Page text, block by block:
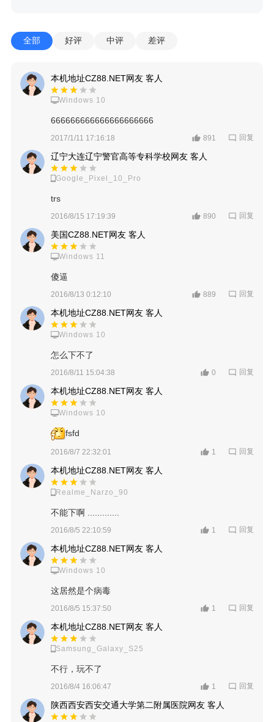
全部 好评 中评 差评
本机地址CZ88.NET网友 客人
Windows 10
666666666666666666666
2017/1/11 17:16:18 891 回复
辽宁大连辽宁警官高等专科学校网友 客人
Google_Pixel_10_Pro
trs
2016/8/15 17:19:39 890 回复
美国CZ88.NET网友 客人
Windows 11
傻逼
2016/8/13 0:12:10 889 回复
本机地址CZ88.NET网友 客人
Windows 10
怎么下不了
2016/8/11 15:04:38 0 回复
本机地址CZ88.NET网友 客人
Windows 10
fsfd
2016/8/7 22:32:01 1 回复
本机地址CZ88.NET网友 客人
Realme_Narzo_90
不能下啊 .............
2016/8/5 22:10:59 1 回复
本机地址CZ88.NET网友 客人
Windows 10
这居然是个病毒
2016/8/5 15:37:50 1 回复
本机地址CZ88.NET网友 客人
Samsung_Galaxy_S25
不行，玩不了
2016/8/4 16:06:47 1 回复
陕西西安西安交通大学第二附属医院网友 客人